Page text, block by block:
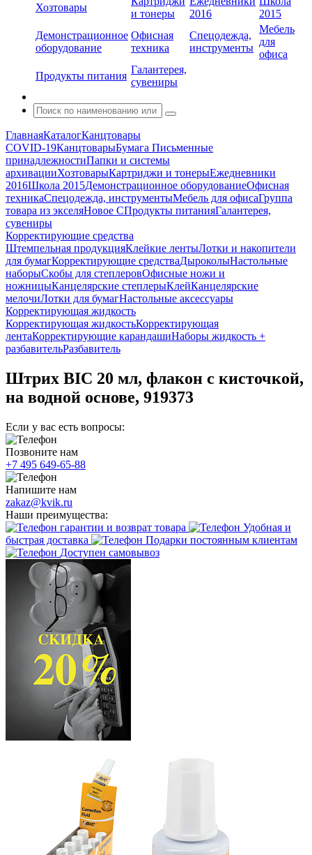
Хозтовары
и тонеры
2016
2015
Демонстрационное
оборудование
Офисная
техника
Спецодежда,
инструменты
Мебель
для
офиса
Продукты питания
Галантерея,
сувениры
ГлавнаяКаталогКанцтовары
COVID-19КанцтоварыБумага Письменные
принадлежностиПапки и системы
архивацииХозтоварыКартриджи и тонерыЕжедневники
2016Школа 2015Демонстрационное оборудованиеОфисная
техникаСпецодежда, инструментыМебель для офисаГруппа
товара из экселяНовое СПродукты питанияГалантерея,
сувениры
Корректирующие средства
Штемпельная продукцияКлейкие лентыЛотки и накопители
для бумагКорректирующие средстваДыроколыНастольные
наборыСкобы для степлеровОфисные ножи и
ножницыКанцелярские степлерыКлейКанцелярские
мелочиЛотки для бумагНастольные аксессуары
Корректирующая жидкость
Корректирующая жидкостьКорректирующая
лентаКорректирующие карандашиНаборы жидкость +
разбавительРазбавитель
Штрих BIC 20 мл, флакон с кисточкой,
на водной основе, 919373
Если у вас есть вопросы:
Позвоните нам
+7 495 649-65-88
Напишите нам
zakaz@kvik.ru
Наши преимущества:
гарантии и возврат товара
Удобная и
быстрая доставка
Подарки постоянным клиентам
Доступен самовывоз